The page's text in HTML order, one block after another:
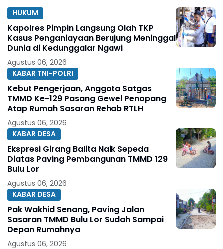
HUKUM
Kapolres Pimpin Langsung Olah TKP
Kasus Penganiayaan Berujung Meninggal
Dunia di Kedunggalar Ngawi
Agustus 06, 2026
KABAR TNI-POLRI
Kebut Pengerjaan, Anggota Satgas
TMMD Ke-129 Pasang Gewel Penopang
Atap Rumah Sasaran Rehab RTLH
Agustus 06, 2026
KABAR DESA
Ekspresi Girang Balita Naik Sepeda
Diatas Paving Pembangunan TMMD 129
Bulu Lor
Agustus 06, 2026
KABAR DESA
Pak Wakhid Senang, Paving Jalan
Sasaran TMMD Bulu Lor Sudah Sampai
Depan Rumahnya
Agustus 06, 2026